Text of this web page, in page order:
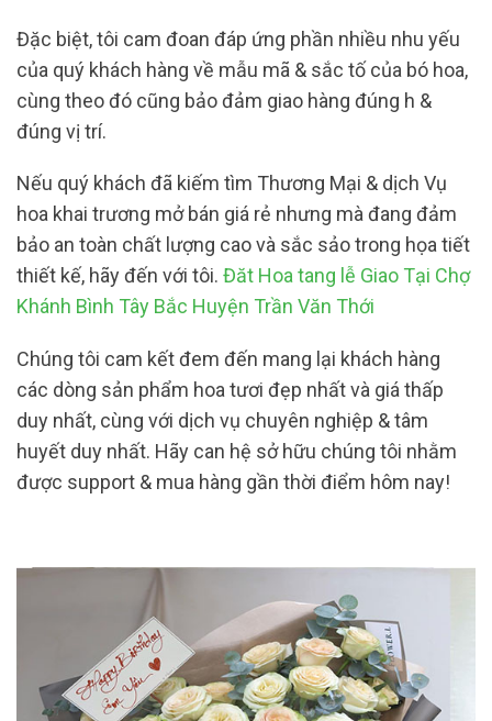
Đặc biệt, tôi cam đoan đáp ứng phần nhiều nhu yếu
của quý khách hàng về mẫu mã & sắc tố của bó hoa,
cùng theo đó cũng bảo đảm giao hàng đúng h &
đúng vị trí.
Nếu quý khách đã kiếm tìm Thương Mại & dịch Vụ
hoa khai trương mở bán giá rẻ nhưng mà đang đảm
bảo an toàn chất lượng cao và sắc sảo trong họa tiết
thiết kế, hãy đến với tôi. Đăt Hoa tang lễ Giao Tại Chợ
Khánh Bình Tây Bắc Huyện Trần Văn Thới
Chúng tôi cam kết đem đến mang lại khách hàng
các dòng sản phẩm hoa tươi đẹp nhất và giá thấp
duy nhất, cùng với dịch vụ chuyên nghiệp & tâm
huyết duy nhất. Hãy can hệ sở hữu chúng tôi nhằm
được support & mua hàng gần thời điểm hôm nay!